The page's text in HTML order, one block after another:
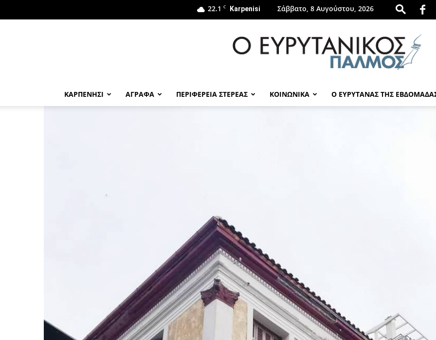
22.1 C Karpenisi Σάββατο, 8 Αυγούστου, 2026
ΚΑΡΠΕΝΗΣΙ ΑΓΡΑΦΑ ΠΕΡΙΦΕΡΕΙΑ ΣΤΕΡΕΑΣ ΚΟΙΝΩΝΙΚΑ Ο ΕΥΡΥΤΑΝΑΣ ΤΗΣ